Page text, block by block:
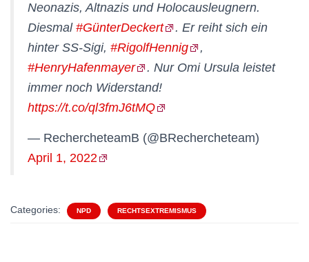
Neonazis, Altnazis und Holocausleugnern.
Diesmal #GünterDeckert
. Er reiht sich ein
hinter SS-Sigi, #RigolfHennig
,
#HenryHafenmayer
. Nur Omi Ursula leistet
immer noch Widerstand!
https://t.co/ql3fmJ6tMQ
— RechercheteamB (@BRechercheteam)
April 1, 2022
Categories: NPD RECHTSEXTREMISMUS